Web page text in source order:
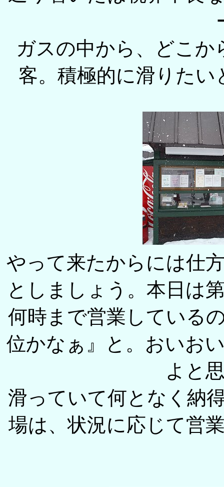
ガスの中から、どこ
客。積極的に滑りた
やって来たからには仕
としましょう。本日は
何時まで営業している
位かなぁ』と。おいお
よと
滑っていて何となく納
場は、状況に応じて営